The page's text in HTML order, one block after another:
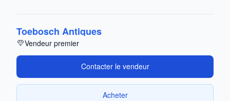
Toebosch Antiques
Vendeur premier
Contacter le vendeur
Acheter